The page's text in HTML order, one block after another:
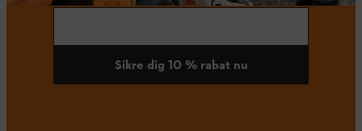
Sikre dig 10 % rabat nu